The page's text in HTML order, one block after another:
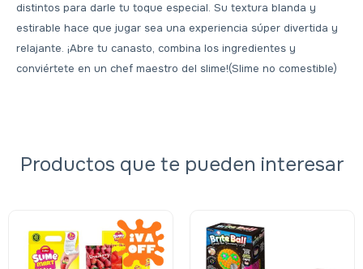
distintos para darle tu toque especial. Su textura blanda y
estirable hace que jugar sea una experiencia súper divertida y
relajante. ¡Abre tu canasto, combina los ingredientes y
conviértete en un chef maestro del slime!(Slime no comestible)
Productos que te pueden interesar